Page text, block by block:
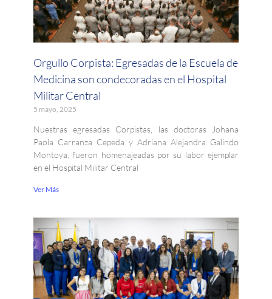
Orgullo Corpista: Egresadas de la Escuela de
Medicina son condecoradas en el Hospital
Militar Central
5 mayo, 2025
Nuestras egresadas Corpistas, las doctoras Johana
Paola Carranza Cepeda y Adriana Alejandra Galindo
Montoya, fueron homenajeadas por su labor ejemplar
en el Hospital Militar Central
Ver Más